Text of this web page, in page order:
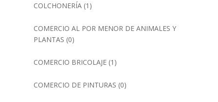
COLCHONERÍA(1)
COMERCIO AL POR MENOR DE ANIMALES Y
PLANTAS (0)
COMERCIO BRICOLAJE(1)
COMERCIO DE PINTURAS (0)